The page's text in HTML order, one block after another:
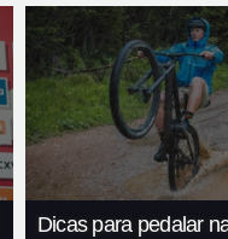
Dicas para pedalar